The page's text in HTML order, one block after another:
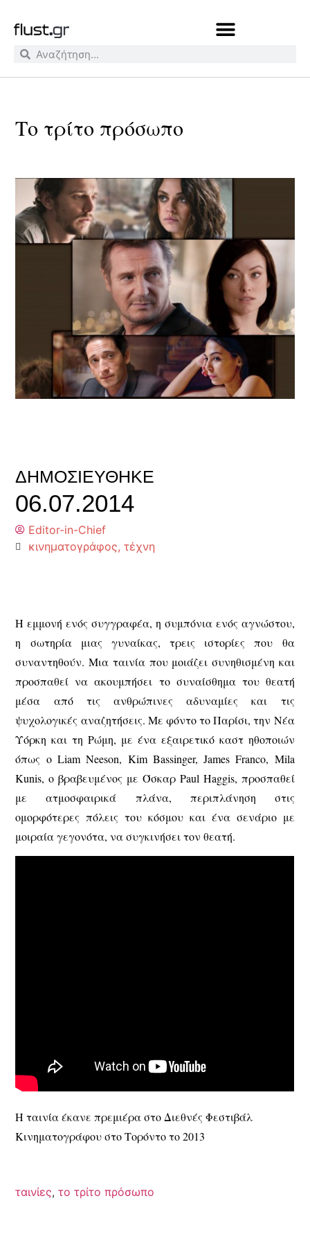
Το τρίτο πρόσωπο
ΔΗΜΟΣΙΕΎΘΗΚΕ
06.07.2014
Editor-in-Chief
κινηματογράφος,τέχνη
Η εμμονή ενός συγγραφέα, η συμπόνια ενός αγνώστου,
η σωτηρία μιας γυναίκας, τρεις ιστορίες που θα
συναντηθούν. Μια ταινία που μοιάζει συνηθισμένη και
προσπαθεί να ακουμπήσει το συναίσθημα του θεατή
μέσα από τις ανθρώπινες αδυναμίες και τις
ψυχολογικές αναζητήσεις. Με φόντο το Παρίσι, την Νέα
Υόρκη και τη Ρώμη, με ένα εξαιρετικό καστ ηθοποιών
όπως ο Liam Neeson, Kim Bassinger, James Franco, Mila
Kunis, ο βραβευμένος με Όσκαρ Paul Haggis, προσπαθεί
με ατμοσφαιρικά πλάνα, περιπλάνηση στις
ομορφότερες πόλεις του κόσμου και ένα σενάριο με
μοιραία γεγονότα, να συγκινήσει τον θεατή.
Η ταινία έκανε πρεμιέρα στο Διεθνές Φεστιβάλ
Κινηματογράφου στο Τορόντο το 2013
ταινίες,το τρίτο πρόσωπο